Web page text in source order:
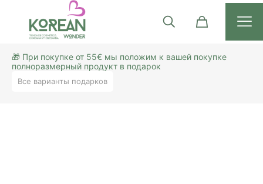
🎁 При покупке от 55€ мы положим к вашей покупке
полноразмерный продукт в подарок
Все варианты подарков